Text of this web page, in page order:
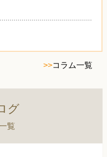
>>コラム一覧
グ
覧